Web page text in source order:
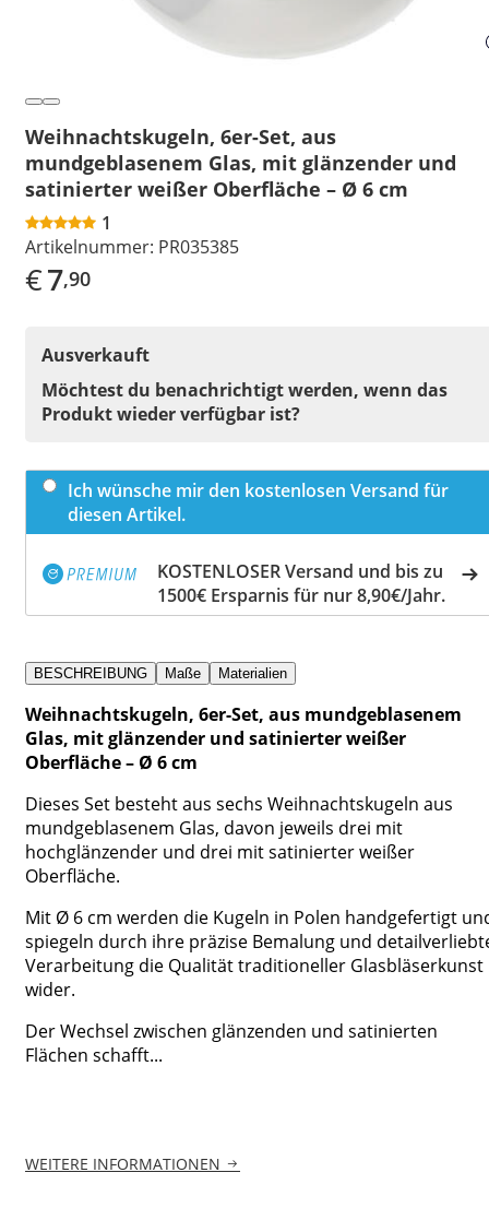
Weihnachtskugeln, 6er-Set, aus
mundgeblasenem Glas, mit glänzender und
satinierter weißer Oberfläche – Ø 6 cm
1
Artikelnummer: PR035385
€7,90
Ausverkauft
Möchtest du benachrichtigt werden, wenn das
Produkt wieder verfügbar ist?
Ich wünsche mir den kostenlosen Versand für
diesen Artikel.
KOSTENLOSER Versand und bis zu
1500€ Ersparnis für nur 8,90€/Jahr.
BESCHREIBUNG Maße Materialien
Weihnachtskugeln, 6er-Set, aus mundgeblasenem
Glas, mit glänzender und satinierter weißer
Oberfläche – Ø 6 cm
Dieses Set besteht aus sechs Weihnachtskugeln aus
mundgeblasenem Glas, davon jeweils drei mit
hochglänzender und drei mit satinierter weißer
Oberfläche.
Mit Ø 6 cm werden die Kugeln in Polen handgefertigt
spiegeln durch ihre präzise Bemalung und
Verarbeitung die Qualität traditioneller Glasbläserkunst
wider.
Der Wechsel zwischen glänzenden und satinierten
Flächen schafft...
WEITERE INFORMATIONEN